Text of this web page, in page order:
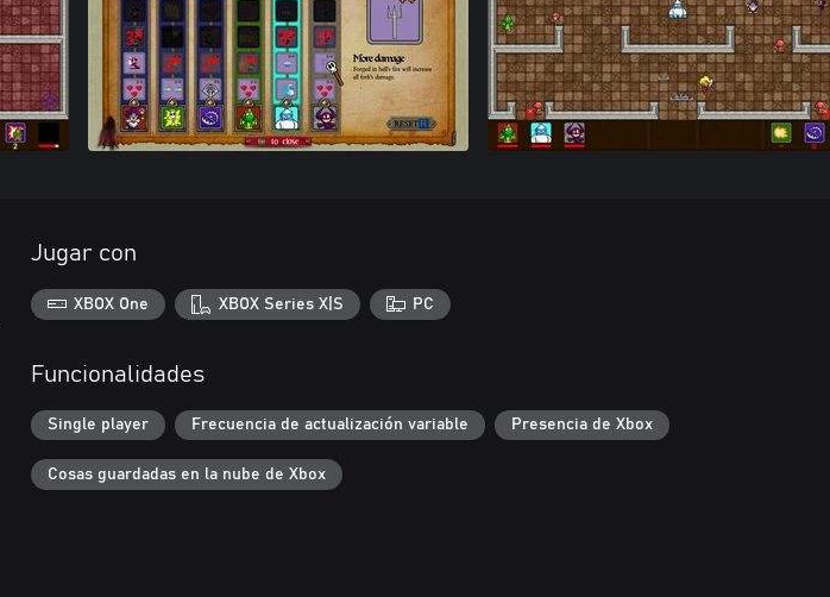
Jugar con
XBOX One XBOX Series X|S PC
Funcionalidades
Single player Frecuencia de actualización variable Presencia de Xbox
Cosas guardadas en la nube de Xbox